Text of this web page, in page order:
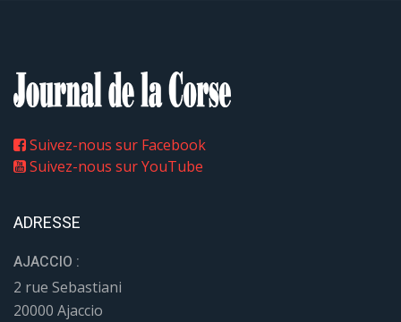
Suivez-nous sur Facebook
Suivez-nous sur YouTube
ADRESSE
AJACCIO :
2 rue Sebastiani
20000 Ajaccio